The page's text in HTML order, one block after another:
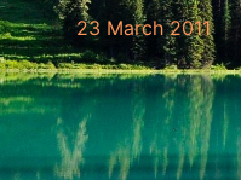
23 March 2011